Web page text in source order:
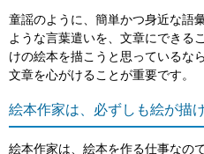
童謡のように、簡単かつ身近な語
ような言葉遣いを、文章にできる
けの絵本を描こうと思っているな
文章を心がけることが重要です。
絵本作家は、必ずしも絵が描
絵本作家は、絵本を作る仕事なの